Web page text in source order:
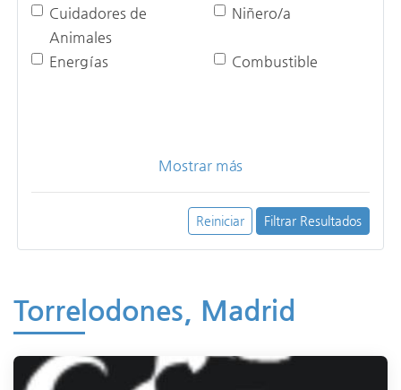
Cuidadores de
Animales
Niñero/a
Energías Combustible
Mostrar más
Reiniciar Filtrar Resultados
Torrelodones, Madrid